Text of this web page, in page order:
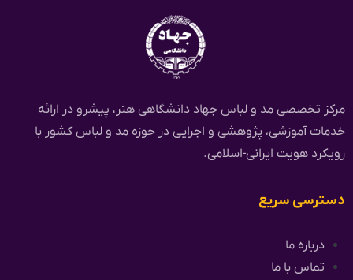
مرکز تخصصی مد و لباس جهاد دانشگاهی هنر، پیشرو در ارائه
خدمات آموزشی، پژوهشی و اجرایی در حوزه مد و لباس کشور با
رویکرد هویت ایرانی-اسلامی.
دسترسی سریع
درباره ما
تماس با ما